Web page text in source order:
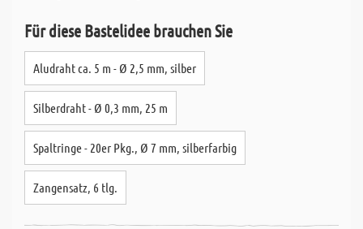
Für diese Bastelidee brauchen Sie
Aludraht ca. 5 m - Ø 2,5 mm, silber
Silberdraht - Ø 0,3 mm, 25 m
Spaltringe - 20er Pkg., Ø 7 mm, silberfarbig
Zangensatz, 6 tlg.